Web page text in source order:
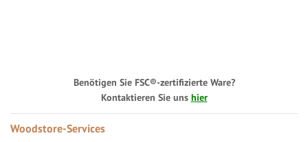
Benötigen Sie FSC®-zertifizierte Ware?
Kontaktieren Sie uns hier
Woodstore-Services